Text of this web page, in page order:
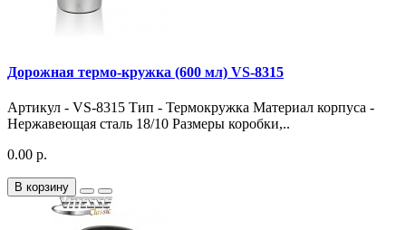
Дорожная термо-кружка (600 мл) VS-8315
Артикул - VS-8315 Тип - Термокружка Материал корпуса -
Нержавеющая сталь 18/10 Размеры коробки,..
0.00 р.
В корзину